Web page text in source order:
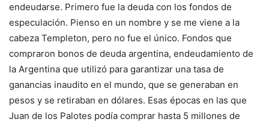
endeudarse. Primero fue la deuda con los fondos de
especulación. Pienso en un nombre y se me viene a la
cabeza Templeton, pero no fue el único. Fondos que
compraron bonos de deuda argentina, endeudamiento de
la Argentina que utilizó para garantizar una tasa de
ganancias inaudito en el mundo, que se generaban en
pesos y se retiraban en dólares. Esas épocas en las que
Juan de los Palotes podía comprar hasta 5 millones de